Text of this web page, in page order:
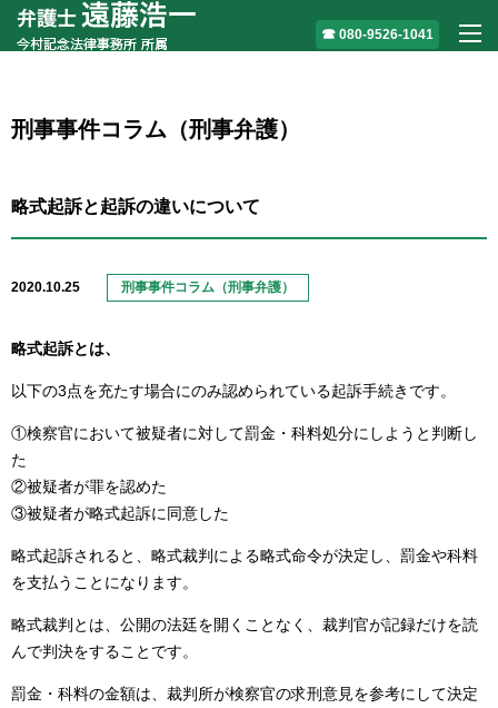
080-9526-1041
刑事事件コラム（刑事弁護）
略式起訴と起訴の違いについて
2020.10.25 刑事事件コラム（刑事弁護）
略式起訴とは、
以下の3点を充たす場合にのみ認められている起訴手続きです。
①検察官において被疑者に対して罰金・科料処分にしようと判断し
た
②被疑者が罪を認めた
③被疑者が略式起訴に同意した
略式起訴されると、略式裁判による略式命令が決定し、罰金や科料
を支払うことになります。
略式裁判とは、公開の法廷を開くことなく、裁判官が記録だけを読
んで判決をすることです。
罰金・科料の金額は、裁判所が検察官の求刑意見を参考にして決定